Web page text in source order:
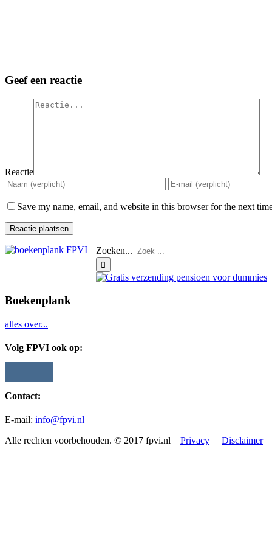
Geef een reactie
Reactie
Save my name, email, and website in this browser for the next
Zoeken...
Boekenplank
alles over...
Volg FPVI ook op:
Contact:
E-mail: info@fpvi.nl
Alle rechten voorbehouden. © 2017 fpvi.nl Privacy Disclaimer